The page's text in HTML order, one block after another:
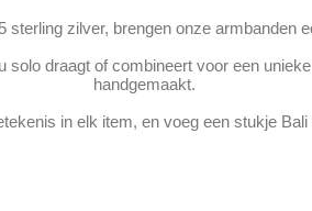
zilver, brengen onze armbanden
draagt of combineert voor een
handgemaakt.
in elk item, en voeg een stukje